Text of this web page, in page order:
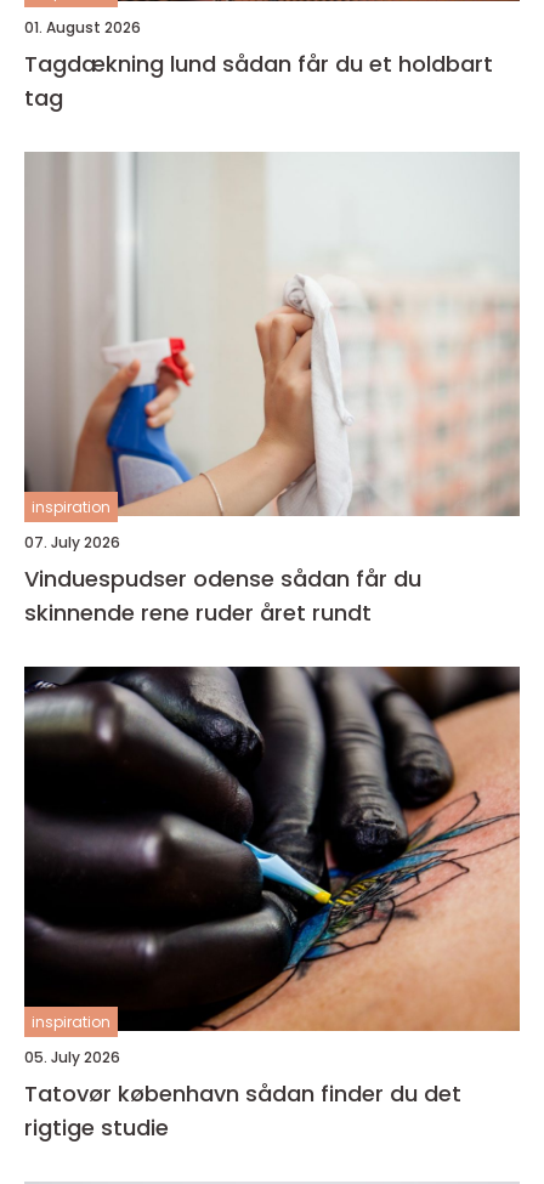
01. August 2026
Tagdækning lund sådan får du et holdbart
tag
inspiration
07. July 2026
Vinduespudser odense sådan får du
skinnende rene ruder året rundt
inspiration
05. July 2026
Tatovør københavn sådan finder du det
rigtige studie